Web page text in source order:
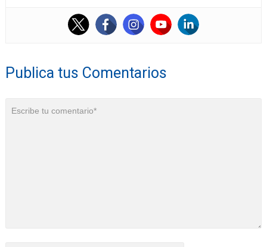
Publica tus Comentarios